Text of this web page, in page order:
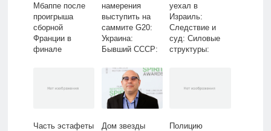
Мбаппе после
проигрыша
сборной
Франции в
финале
намерения
выступить на
саммите G20:
Украина:
Бывший СССР:
уехал в
Израиль:
Следствие и
суд: Силовые
структуры:
Часть эстафеты
Дом звезды
Полицию